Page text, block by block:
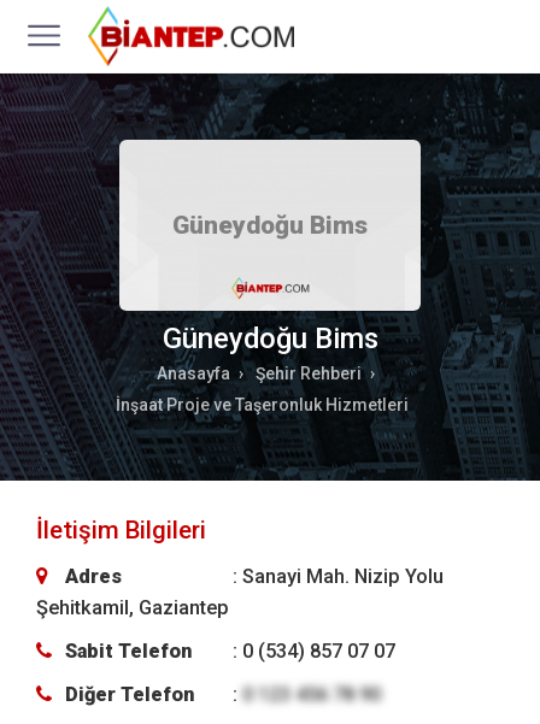
Güneydoğu Bims
Güneydoğu Bims
Anasayfa
Şehir Rehberi
İnşaat Proje ve Taşeronluk Hizmetleri
İletişim Bilgileri
Adres
: Sanayi Mah. Nizip Yolu
Şehitkamil, Gaziantep
Sabit Telefon
: 0 (534) 857 07 07
Diğer Telefon
: 0 123 456 78 90